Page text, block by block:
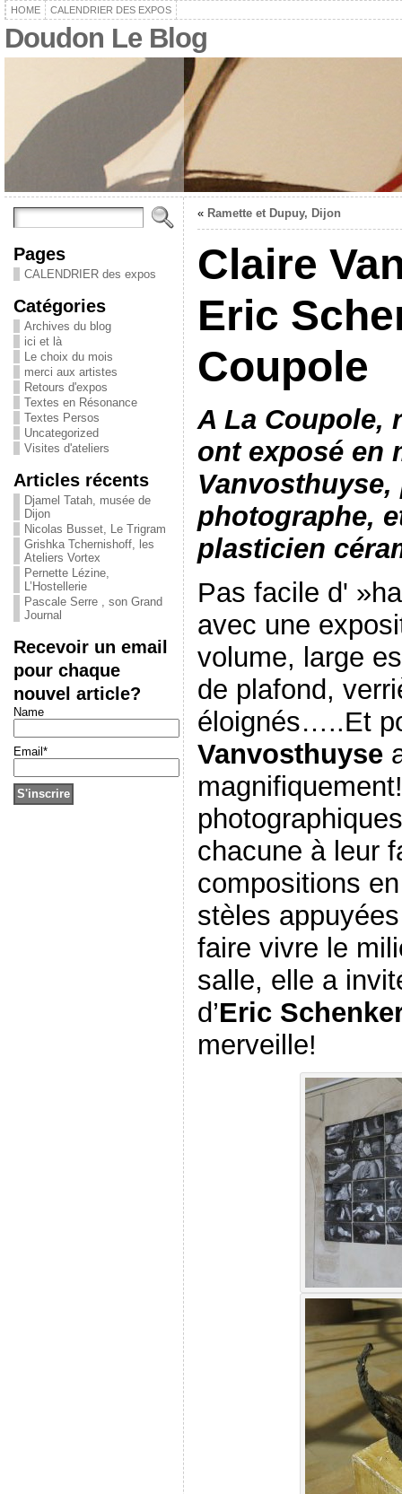
HOME CALENDRIER DES EXPOS
Doudon Le Blog
Pages
CALENDRIER des expos
Catégories
Archives du blog
ici et là
Le choix du mois
merci aux artistes
Retours d'expos
Textes en Résonance
Textes Persos
Uncategorized
Visites d'ateliers
Articles récents
Djamel Tatah, musée de
Dijon
Nicolas Busset, Le Trigram
Grishka Tchernishoff, les
Ateliers Vortex
Pernette Lézine,
L’Hostellerie
Pascale Serre , son Grand
Journal
Recevoir un email
pour chaque
nouvel article?
Name
Email*
« Ramette et Dupuy, Dijon
Claire
Eric
Coupole
A La Coupole,
ont exposé en
photographe,
plasticien
Pas facile d'
avec une
volume, large
de plafond,
éloignés…..Et
Vanvosthuyse
chacune à leur
compositions
stèles
faire vivre le
salle, elle a
d’Eric
merveille!